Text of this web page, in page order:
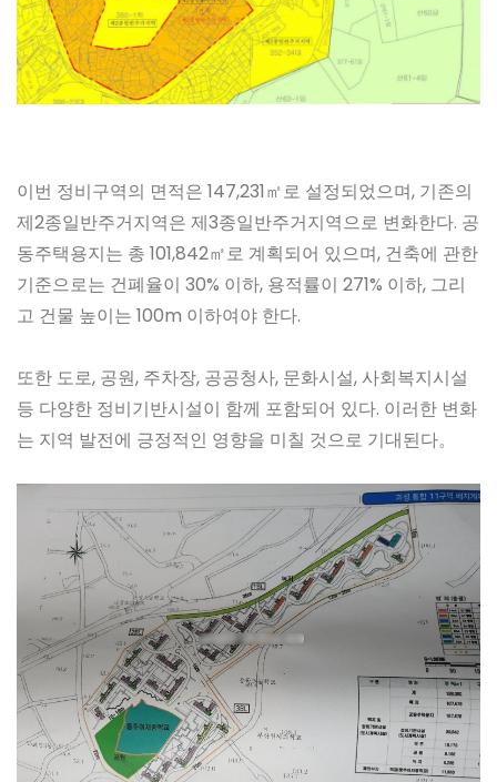
이번 정비구역의 면적은 147,231㎡로 설정되었으며, 기존의
제2종일반주거지역은 제3종일반주거지역으로 변화한다. 공
동주택용지는 총 101,842㎡로 계획되어 있으며, 건축에 관한
기준으로는 건폐율이 30% 이하, 용적률이 271% 이하, 그리
고 건물 높이는 100m 이하여야 한다.
또한 도로, 공원, 주차장, 공공청사, 문화시설, 사회복지시설
등 다양한 정비기반시설이 함께 포함되어 있다. 이러한 변화
는 지역 발전에 긍정적인 영향을 미칠 것으로 기대된다。